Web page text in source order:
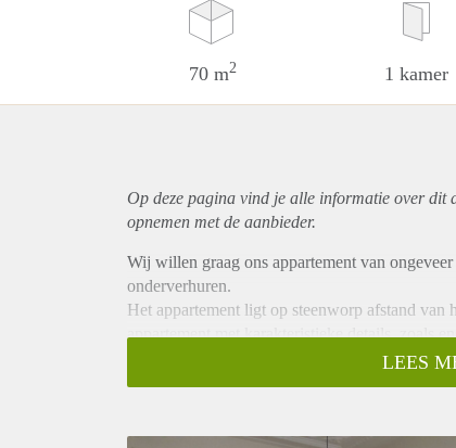
70 m2 1 kamer
Op deze pagina vind je alle informatie over dit
opnemen met de aanbieder.
Wij willen graag ons appartement van
onderverhuren.
Het appartement ligt op steenworp afstand van
appartement met karakteristieke details, zoals
LEES